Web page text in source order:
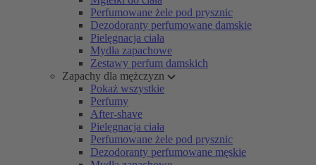
Perfumowane żele pod prysznic
Dezodoranty perfumowane damskie
Pielęgnacja ciała
Mydła zapachowe
Zestawy perfum damskich
Zapachy dla mężczyzn
Pokaż wszystkie
Perfumy
After-shave
Pielęgnacja ciała
Perfumowane żele pod prysznic
Dezodoranty perfumowane męskie